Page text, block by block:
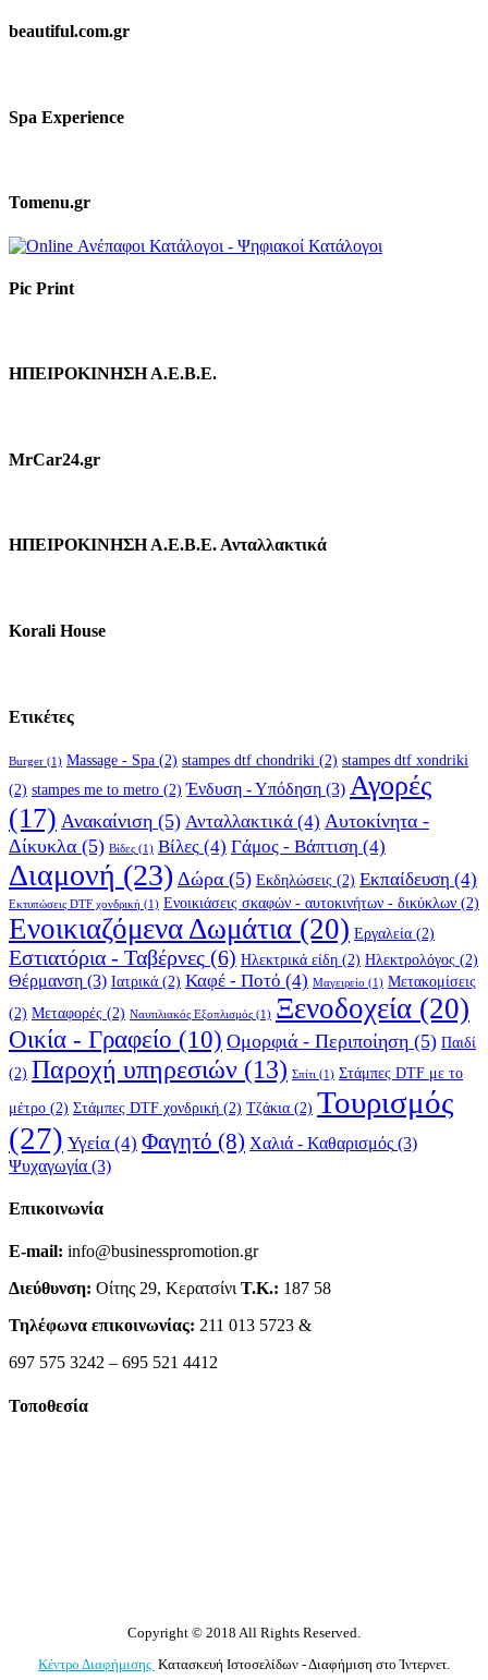
beautiful.com.gr
Spa Experience
Tomenu.gr
Pic Print
ΗΠΕΙΡΟΚΙΝΗΣΗ Α.Ε.Β.Ε.
MrCar24.gr
ΗΠΕΙΡΟΚΙΝΗΣΗ Α.Ε.Β.Ε. Ανταλλακτικά
Korali House
Ετικέτες
Burger (1) Massage - Spa (2) stampes dtf chondriki (2) stampes dtf xondriki
(2) stampes me to metro (2) Ένδυση - Υπόδηση (3) Αγορές
(17) Ανακαίνιση (5) Ανταλλακτικά (4) Αυτοκίνητα -
Δίκυκλα (5) Βίδες (1) Βίλες (4) Γάμος - Βάπτιση (4)
Διαμονή (23) Δώρα (5) Εκδηλώσεις (2) Εκπαίδευση (4)
Εκτυπώσεις DTF χονδρική (1) Ενοικιάσεις σκαφών - αυτοκινήτων - δικύκλων (2)
Ενοικιαζόμενα Δωμάτια (20) Εργαλεία (2)
Εστιατόρια - Ταβέρνες (6) Ηλεκτρικά είδη (2) Ηλεκτρολόγος (2)
Θέρμανση (3) Ιατρικά (2) Καφέ - Ποτό (4) Μαγειρείο (1) Μετακομίσεις
(2) Μεταφορές (2) Ναυτιλιακός Εξοπλισμός (1) Ξενοδοχεία (20)
Οικία - Γραφείο (10) Ομορφιά - Περιποίηση (5) Παιδί
(2) Παροχή υπηρεσιών (13) Σπίτι (1) Στάμπες DTF με το
μέτρο (2) Στάμπες DTF χονδρική (2) Τζάκια (2) Τουρισμός
(27) Υγεία (4) Φαγητό (8) Χαλιά - Καθαρισμός (3)
Ψυχαγωγία (3)
Επικοινωνία
E-mail: info@businesspromotion.gr
Διεύθυνση: Οίτης 29, Κερατσίνι Τ.Κ.: 187 58
Τηλέφωνα επικοινωνίας: 211 013 5723 &
697 575 3242 – 695 521 4412
Τοποθεσία
Copyright © 2018 All Rights Reserved.
Κέντρο Διαφήμισης Κατασκευή Ιστοσελίδων - Διαφήμιση στο Ίντερνετ.